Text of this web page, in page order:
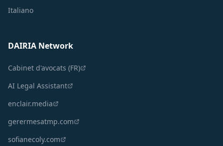
Italiano
DAIRIA Network
Cabinet d'avocats (FR)
AI Legal Assistant
enclair.media
gerermesatmp.com
sofianecoly.com